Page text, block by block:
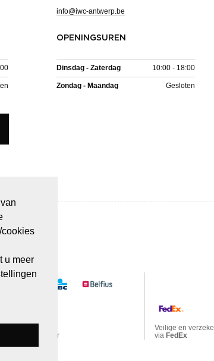
u meer
info@iwc-antwerp.be
OPENINGSUREN
Dinsdag - Zaterdag 10:00 - 18:00
Zondag - Maandag Gesloten
SSL-server
Veilige en
via FedEx